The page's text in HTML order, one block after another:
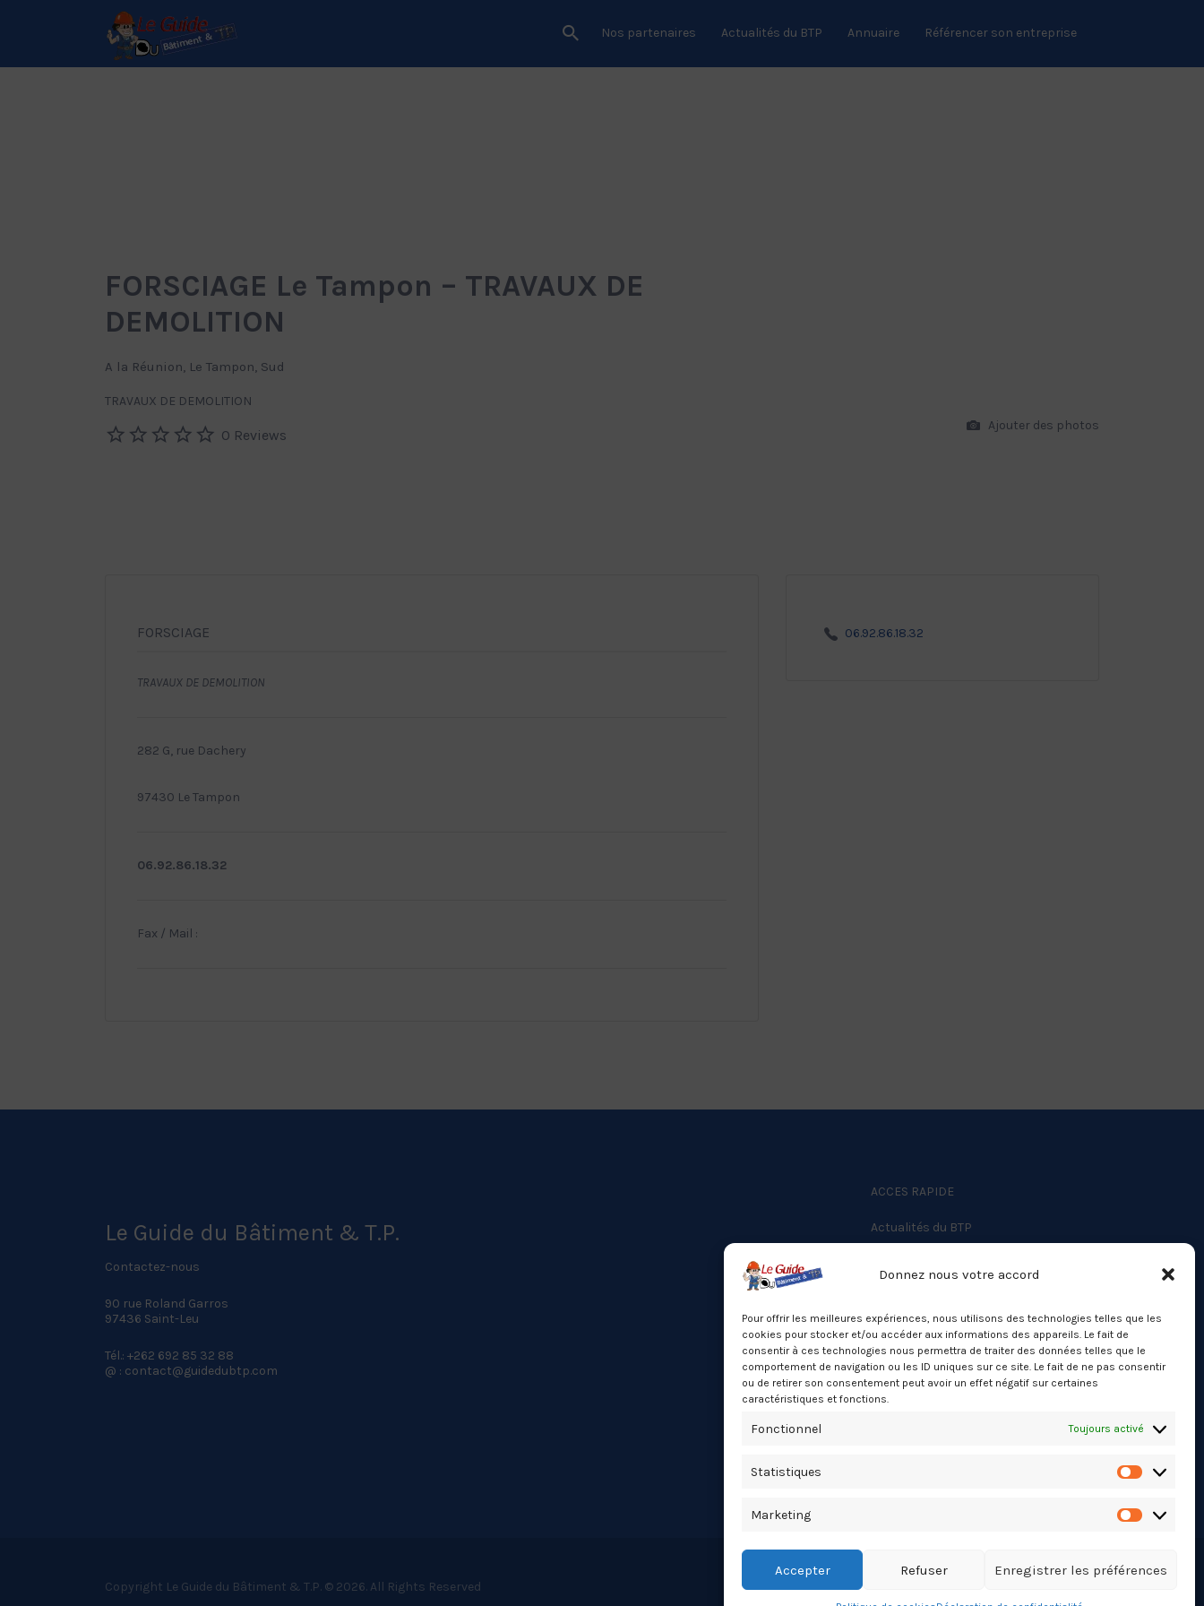
Donnez nous votre accord
Pour offrir les meilleures expériences, nous utilisons des technologies telles que les
cookies pour stocker et/ou accéder aux informations des appareils. Le fait de
consentir à ces technologies nous permettra de traiter des données telles que le
comportement de navigation ou les ID uniques sur ce site. Le fait de ne pas consentir
ou de retirer son consentement peut avoir un effet négatif sur certaines
caractéristiques et fonctions.
Fonctionnel Toujours activé
Statistiques
Marketing Marketing
Accepter Refuser Enregistrer les préférences
Nos partenaires Actualités du BTP Annuaire Référencer son entreprise
Rechercher:
FORSCIAGE Le Tampon – TRAVAUX DE
DEMOLITION
A la Réunion, Le Tampon, Sud
TRAVAUX DE DEMOLITION
0 Reviews
Ajouter des photos
FORSCIAGE
TRAVAUX DE DEMOLITION
282 G, rue Dachery
97430 Le Tampon
06.92.86.18.32
Fax / Mail :
06.92.86.18.32
Le Guide du Bâtiment & T.P.
Contactez-nous
90 rue Roland Garros
97436 Saint-Leu
Tél.: +262 692 85 32 88
@ : contact@guidedubtp.com
ACCES RAPIDE
Actualités du BTP
Mentions légales
Nos partenaires
Politique de confidentialité
Copyright Le Guide du Bâtiment & T.P. © 2026. All Rights Reserved